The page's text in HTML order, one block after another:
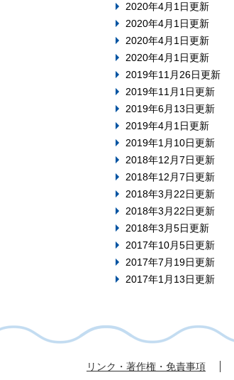
2020年4月1日更新
2020年4月1日更新
2020年4月1日更新
2020年4月1日更新
2019年11月26日更新
2019年11月1日更新
2019年6月13日更新
2019年4月1日更新
2019年1月10日更新
2018年12月7日更新
2018年12月7日更新
2018年3月22日更新
2018年3月22日更新
2018年3月5日更新
2017年10月5日更新
2017年7月19日更新
2017年1月13日更新
リンク・著作権・免責事項